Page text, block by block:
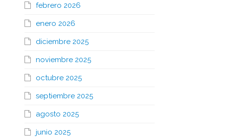
febrero 2026
enero 2026
diciembre 2025
noviembre 2025
octubre 2025
septiembre 2025
agosto 2025
junio 2025